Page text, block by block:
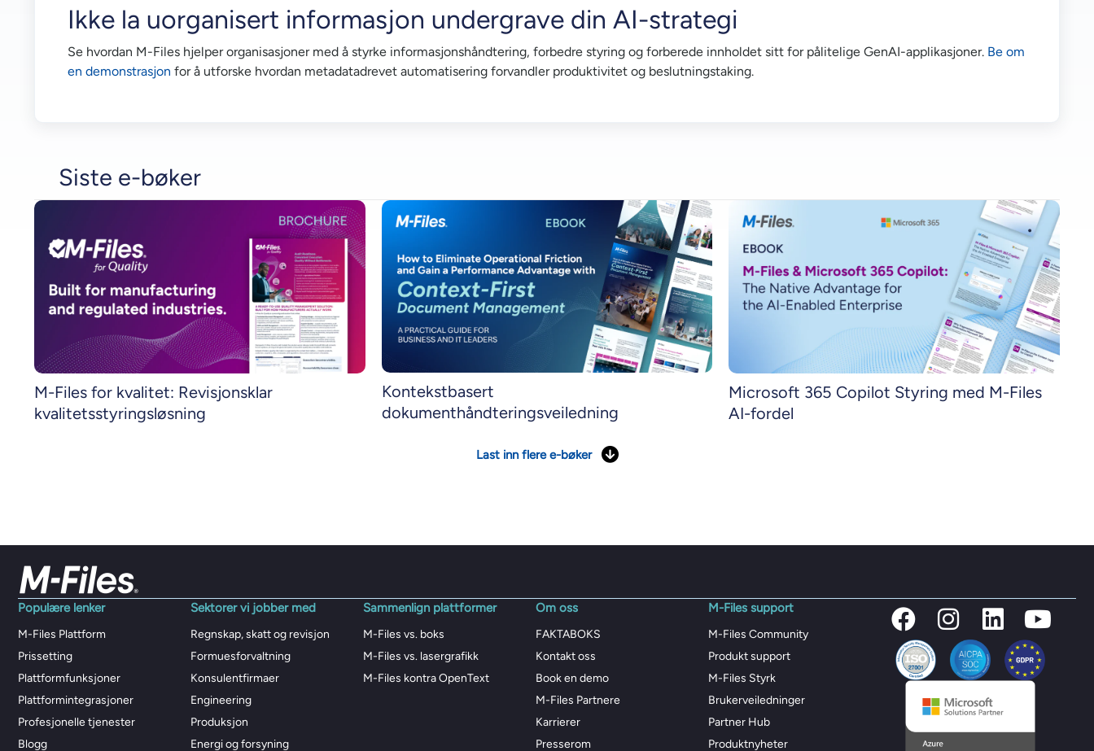
Ikke la uorganisert informasjon undergrave din AI-strategi
Se hvordan M-Files hjelper organisasjoner med å styrke informasjonshåndtering, forbedre styring og forberede innholdet sitt for pålitelige GenAI-applikasjoner. Be om
en demonstrasjon for å utforske hvordan metadatadrevet automatisering forvandler produktivitet og beslutningstaking.
Siste e-bøker
M-Files for kvalitet: Revisjonsklar
kvalitetsstyringsløsning
Kontekstbasert
dokumenthåndteringsveiledning
Microsoft 365 Copilot Styring med M-Files
AI-fordel
Last inn flere e-bøker
Populære lenker
M-Files Plattform
Prissetting
Plattformfunksjoner
Plattformintegrasjoner
Profesjonelle tjenester
Blogg
Sektorer vi jobber med
Regnskap, skatt og revisjon
Formuesforvaltning
Konsulentfirmaer
Engineering
Produksjon
Energi og forsyning
Sammenlign plattformer
M-Files vs. boks
M-Files vs. lasergrafikk
M-Files kontra OpenText
Om oss
FAKTABOKS
Kontakt oss
Book en demo
M-Files Partnere
Karrierer
Presserom
M-Files support
M-Files Community
Produkt support
M-Files Styrk
Brukerveiledninger
Partner Hub
Produktnyheter